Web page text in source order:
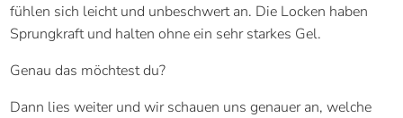
fühlen sich leicht und unbeschwert an. Die Locken haben
Sprungkraft und halten ohne ein sehr starkes Gel.
Genau das möchtest du?
Dann lies weiter und wir schauen uns genauer an, welche